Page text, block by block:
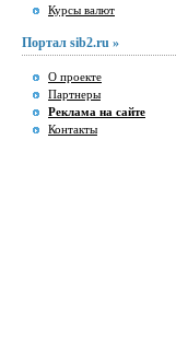
Курсы валют
Портал sib2.ru »
О проекте
Партнеры
Реклама на сайте
Контакты